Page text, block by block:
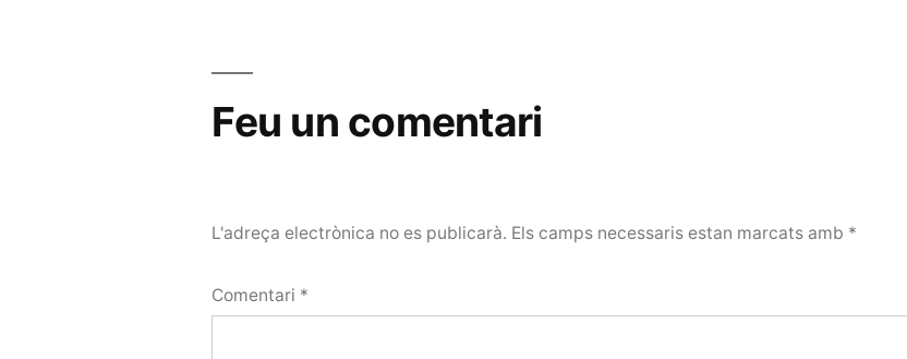
Feu un comentari
L'adreça electrònica no es publicarà. Els camps necessaris estan marcats amb *
Comentari *